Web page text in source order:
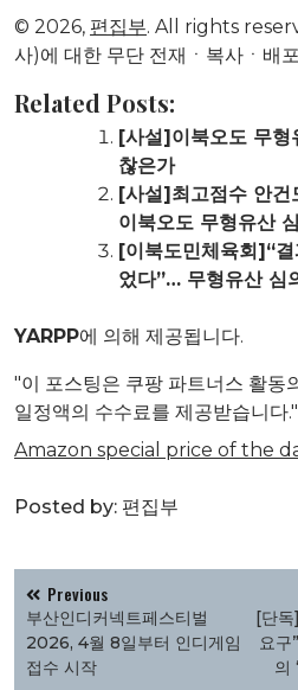
© 2026, 편집부. All rights
사)에 대한 무단 전재ㆍ복사ㆍ배
Related Posts:
[사설]이북오도 무형
찮은가
[사설]최고점수 안건
이북오도 무형유산
[이북도민체육회]“
었다”… 무형유산 심
YARPP에 의해 제공됩니다.
"이 포스팅은 쿠팡 파트너스 활동
일정액의 수수료를 제공받습니다."
Amazon special price of the
Posted by: 편집부
글
탐
색
Previous
부산인디커넥트페스티벌
2026, 4월 8일부터 인디게임
접수 시작
[단독
요구
의